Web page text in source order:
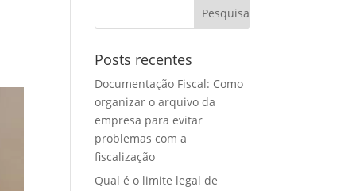
Posts recentes
Documentação Fiscal: Como
organizar o arquivo da
empresa para evitar
problemas com a
fiscalização
Qual é o limite legal de